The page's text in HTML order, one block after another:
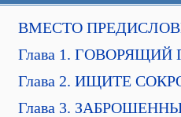
ВМЕСТО
Глава 1.
Глава 2. ИЩИТЕ
Глава 3.